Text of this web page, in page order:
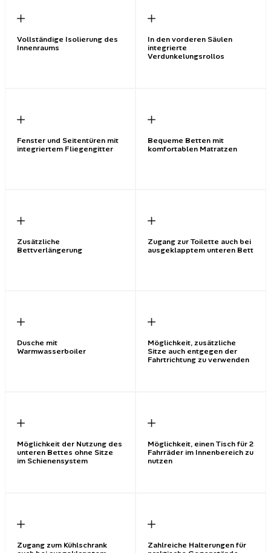
Vollständige Isolierung des
Innenraums
In den vorderen Säulen
integrierte
Verdunkelungsrollos
Fenster und Seitentüren mit
integriertem Fliegengitter
Bequeme Betten mit
komfortablen Matratzen
Zusätzliche
Bettverlängerung
Zugang zur Toilette auch bei
ausgeklapptem unteren Bett
Dusche mit
Warmwasserboiler
Möglichkeit, zusätzliche
Sitze auch entgegen der
Fahrtrichtung zu verwenden
Möglichkeit der Nutzung des
unteren Bettes ohne Sitze
im Schienensystem
Möglichkeit, einen Tisch für 2
Fahrräder im Innenbereich zu
nutzen
Zugang zum Kühlschrank
Zahlreiche Halterungen für